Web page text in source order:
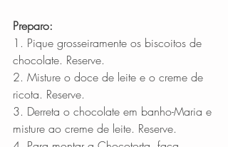
Preparo:
1. Pique grosseiramente os biscoitos de
chocolate. Reserve.
2. Misture o doce de leite e o creme de
ricota. Reserve.
3. Derreta o chocolate em banho-Maria e
misture ao creme de leite. Reserve.